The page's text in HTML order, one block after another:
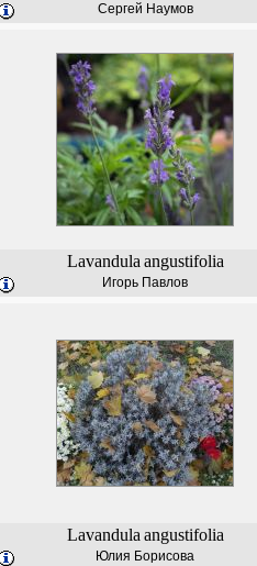
Сергей Наумов
Lavandula angustifolia
Игорь Павлов
Lavandula angustifolia
Юлия Борисова